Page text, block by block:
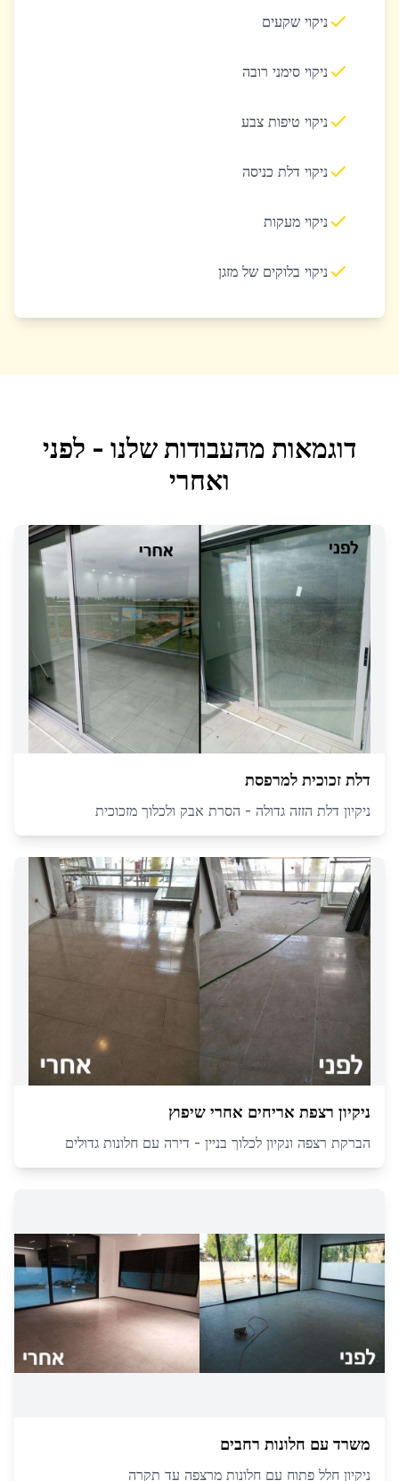
ניקוי שקעים
ניקוי סימני רובה
ניקוי טיפות צבע
ניקוי דלת כניסה
ניקוי מעקות
ניקוי בלוקים של מזגן
דוגמאות מהעבודות שלנו - לפני
ואחרי
דלת זכוכית למרפסת
ניקיון דלת הזזה גדולה - הסרת אבק ולכלוך מזכוכית
ניקיון רצפת אריחים אחרי שיפוץ
הברקת רצפה ונקיון לכלוך בניין - דירה עם חלונות גדולים
משרד עם חלונות רחבים
ניקיון חלל פתוח עם חלונות מרצפה עד תקרה